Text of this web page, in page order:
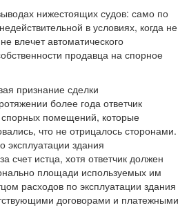
нижестоящих судов: само по
в условиях, когда не
влечет автоматического
продавца на спорное
признание сделки
более года ответчик
спорных помещений, которые
что не отрицалось сторонами.
эксплуатации здания
счет истца, хотя ответчик должен
площади используемых им
расходов по эксплуатации здания
договорами и платежными